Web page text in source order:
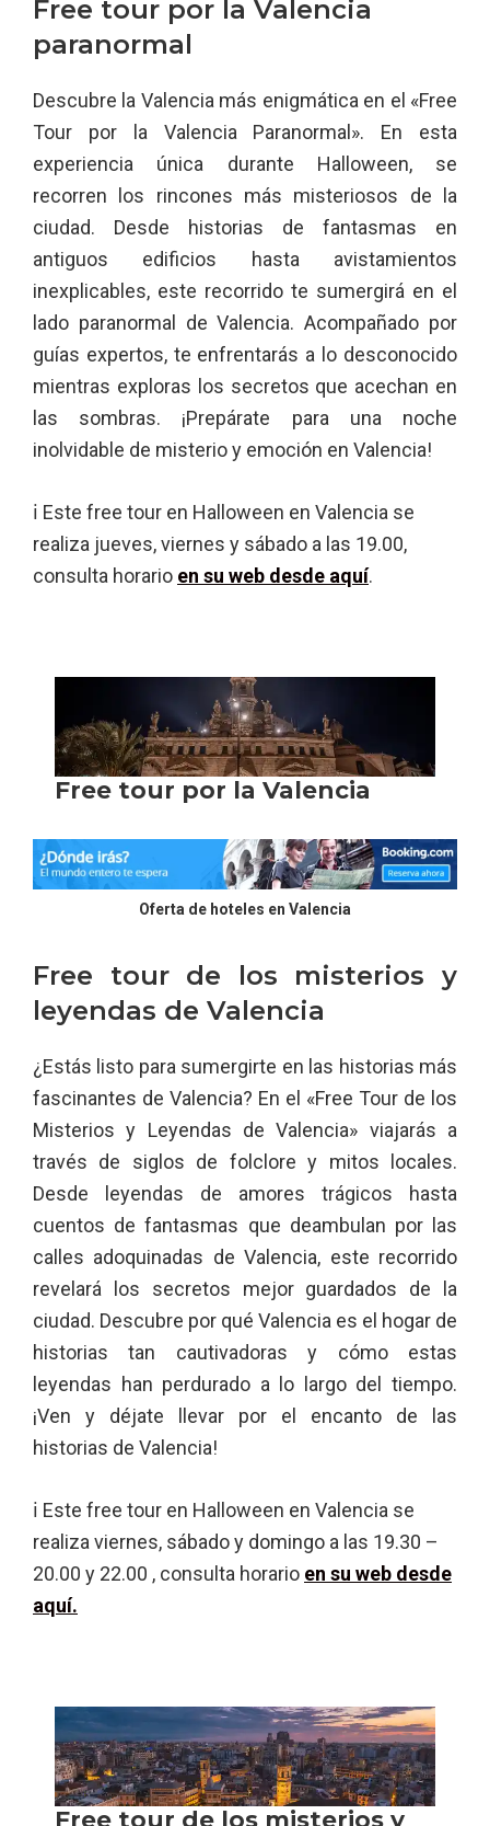
Free tour por la Valencia
paranormal
Descubre la Valencia más enigmática en el «Free
Tour por la Valencia Paranormal». En esta
experiencia única durante Halloween, se
recorren los rincones más misteriosos de la
ciudad. Desde historias de fantasmas en
antiguos edificios hasta avistamientos
inexplicables, este recorrido te sumergirá en el
lado paranormal de Valencia. Acompañado por
guías expertos, te enfrentarás a lo desconocido
mientras exploras los secretos que acechan en
las sombras. ¡Prepárate para una noche
inolvidable de misterio y emoción en Valencia!
ℹ Este free tour en Halloween en Valencia se
realiza jueves, viernes y sábado a las 19.00,
consulta horario en su web desde aquí.
Oferta de hoteles en Valencia
Free tour de los misterios y
leyendas de Valencia
¿Estás listo para sumergirte en las historias más
fascinantes de Valencia? En el «Free Tour de los
Misterios y Leyendas de Valencia» viajarás a
través de siglos de folclore y mitos locales.
Desde leyendas de amores trágicos hasta
cuentos de fantasmas que deambulan por las
calles adoquinadas de Valencia, este recorrido
revelará los secretos mejor guardados de la
ciudad. Descubre por qué Valencia es el hogar de
historias tan cautivadoras y cómo estas
leyendas han perdurado a lo largo del tiempo.
¡Ven y déjate llevar por el encanto de las
historias de Valencia!
ℹ Este free tour en Halloween en Valencia se
realiza viernes, sábado y domingo a las 19.30 –
20.00 y 22.00 , consulta horario en su web desde
aquí.